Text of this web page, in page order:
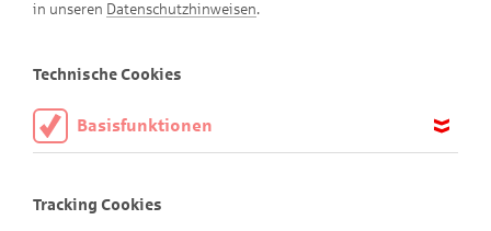
Experi
mentieren
mit
A
mbros
Experimentieren mit Ambros
in unseren Datenschutzhinweisen.
Technische Cookies
Basisfunktionen
aktiviert sein.
Tracking Cookies